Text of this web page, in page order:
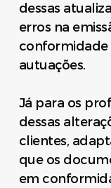
dessas
erros na
conformidade
autuações.
Já para os
dessas
clientes,
que os
em